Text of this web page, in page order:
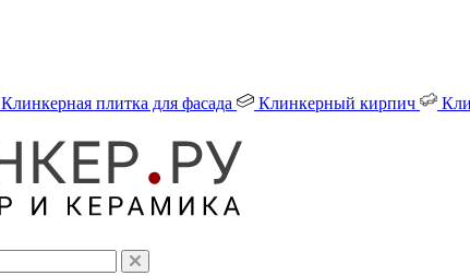
Клинкерная плитка для фасада Клинкерный кирпич